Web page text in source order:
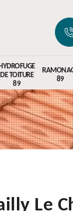
HYDROFUGE
DE TOITURE
89
89
Le